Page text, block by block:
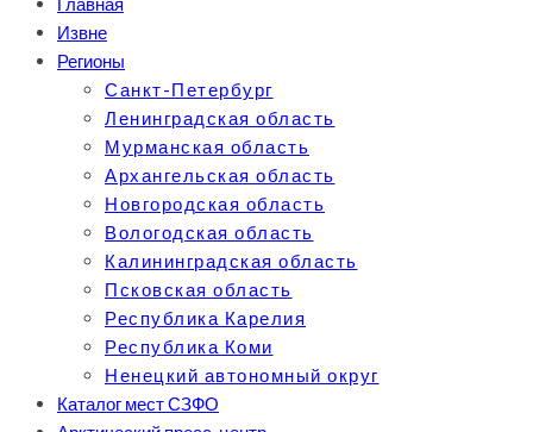
Извне
Регионы
Санкт-Петербург
Ленинградская область
Мурманская область
Архангельская область
Новгородская область
Вологодская область
Калининградская область
Псковская область
Республика Карелия
Республика Коми
Ненецкий автономный округ
Каталог мест СЗФО